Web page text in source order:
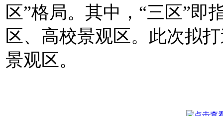
区”格局。其中，“三区”即
区、高校景观区。此次拟
景观区。